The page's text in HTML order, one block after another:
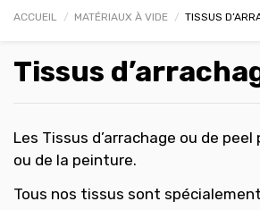
ACCUEIL MATÉRIAUX À VIDE TISSUS
Tissus
Les Tissus d’arrachage ou de peel
ou de la peinture.
Tous nos tissus sont